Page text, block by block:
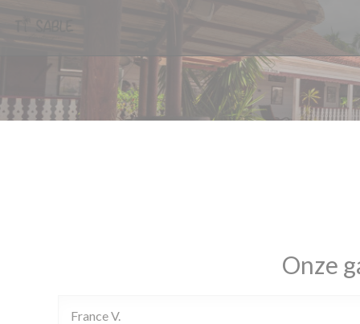
Onze
FranceV